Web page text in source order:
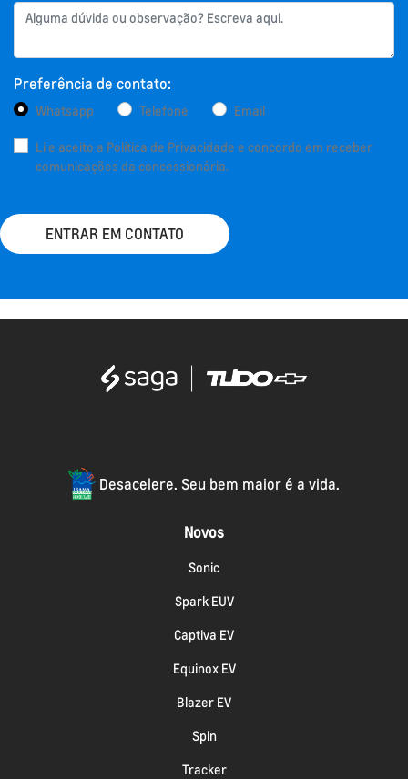
Preferência de contato:
Whatsapp Telefone Email
Li e aceito a Política de Privacidade e concordo em receber
comunicações da concessionária.
ENTRAR EM CONTATO
Desacelere. Seu bem maior é a vida.
Novos
Sonic
Spark EUV
Captiva EV
Equinox EV
Blazer EV
Spin
Tracker